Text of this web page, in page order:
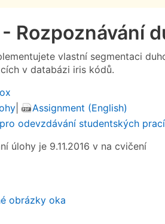
Rozpoznávání
vlastní segmentaci
v databázi iris kódů.
Assignment (English)
odevzdávání studentských
úlohy je 9.11.2016 v na cvičení
obrázky oka